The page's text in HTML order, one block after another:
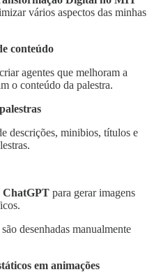
vários aspectos das minhas
conteúdo
agentes que melhoram a
o conteúdo da palestra.
descrições, minibios, títulos e
ChatGPT para gerar imagens
desenhadas manualmente
em animações